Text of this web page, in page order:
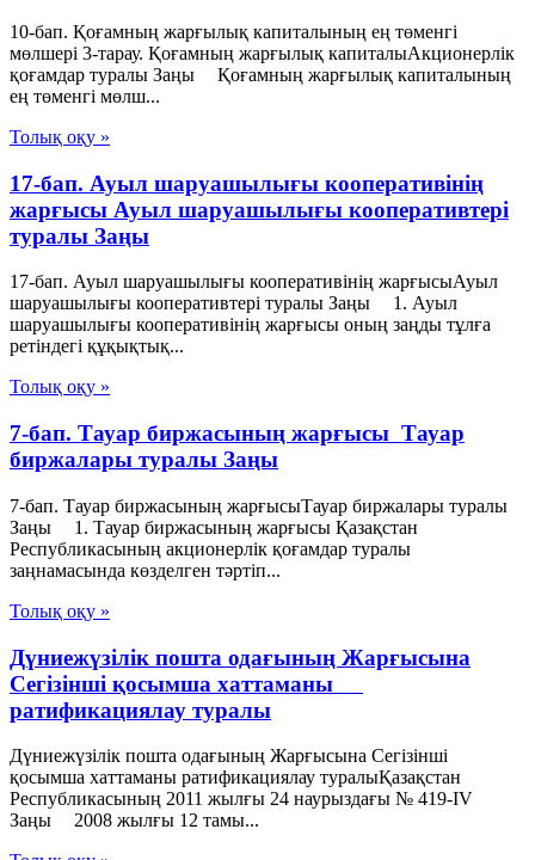
10-бап. Қоғамның жарғылық капиталының ең төменгі
мөлшері 3-тарау. Қоғамның жарғылық капиталыАкционерлік
қоғамдар туралы Заңы Қоғамның жарғылық капиталының
ең төменгі мөлш...
Толық оқу »
17-бап. Ауыл шаруашылығы кооперативінің
жарғысы Ауыл шаруашылығы кооперативтері
туралы Заңы
17-бап. Ауыл шаруашылығы кооперативінің жарғысыАуыл
шаруашылығы кооперативтері туралы Заңы 1. Ауыл
шаруашылығы кооперативінің жарғысы оның заңды тұлға
ретіндегі құқықтық...
Толық оқу »
7-бап. Тауар биржасының жарғысы Тауар
биржалары туралы Заңы
7-бап. Тауар биржасының жарғысыТауар биржалары туралы
Заңы 1. Тауар биржасының жарғысы Қазақстан
Республикасының акционерлік қоғамдар туралы
заңнамасында көзделген тәртіп...
Толық оқу »
Дүниежүзілік пошта одағының Жарғысына
Сегізінші қосымша хаттаманы
ратификациялау туралы
Дүниежүзілік пошта одағының Жарғысына Сегізінші
қосымша хаттаманы ратификациялау туралыҚазақстан
Республикасының 2011 жылғы 24 наурыздағы № 419-IV
Заңы 2008 жылғы 12 тамы...